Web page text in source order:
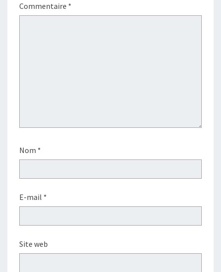
Commentaire *
Nom *
E-mail *
Site web